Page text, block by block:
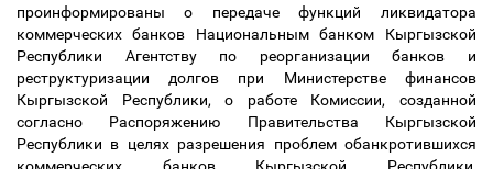
проинформированы о передаче функций ликвидатора
коммерческих банков Национальным банком Кыргызской
Республики Агентству по реорганизации банков и
реструктуризации долгов при Министерстве финансов
Кыргызской Республики, о работе Комиссии, созданной
согласно Распоряжению Правительства Кыргызской
Республики в целях разрешения проблем обанкротившихся